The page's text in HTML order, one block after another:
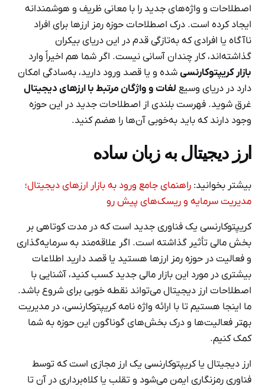
اصطلاحات و واژه‌های جدید را با معانی ظریف و هوشمندانه
ایجاد کرده است. درک اصطلاحات حوزه رمز ارزها برای افراد
ناآگاه یا افرادی که به‌تازگی قدم در این دریای بیکران
گذاشته‌اند، کار چندان آسانی نیست. اگر شما هم اخیراً وارد
بازار کریپتوکارنسیشده‌ و یا قصد ورود دارید، به‌سادگی امکان
دارد در دریای وسیع لغات و واژگان مرتبط با ارزهای دیجیتال
غرق شوید. فهرست بلندی از اصطلاحات جدید در این حوزه
وجود دارند که باید به‌خوبی آن‌ها را هضم کنید.
ارز دیجیتال به زبان ساده
بیشتر بخوانید: راهنمای جامع ورود به بازار ارزهای دیجیتال؛
مدیریت سرمایه و ریسک‌های پیش رو
کریپتوکارنسی یک فناوری جدید است که در مدت کوتاهی بر
بخش مالی تأثیر گذاشته است. اگر علاقه‌مند به سرمایه‌گذاری
و فعالیت در حوزه رمز ارزها هستید یا قصد دارید اطلاعات
بیشتری در مورد این بازار مالی جدید کسب کنید، آشنایی با
اصطلاحات ارز دیجیتال می‌تواند نقطه خوبی برای شروع باشد.
ما اینجا هستیم تا با ارائه واژه نامه کریپتوکارنسی، در مدیریت
بهتر فعالیت‌ها و درک بخش‌های گوناگون این حوزه به شما
کمک کنیم.
ارز دیجیتال یا کریپتوکارنسی یک ارز مجازی است که توسط
فناوری رمزنگاری ایمن می‌شود و تقلب یا کلاه‌برداری در آن تا